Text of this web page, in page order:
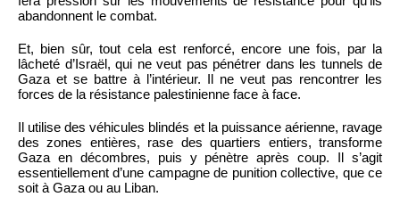
abandonnent le combat.
Et, bien sûr, tout cela est renforcé, encore une fois, par la
lâcheté d’Israël, qui ne veut pas pénétrer dans les tunnels de
Gaza et se battre à l’intérieur. Il ne veut pas rencontrer les
forces de la résistance palestinienne face à face.
Il utilise des véhicules blindés et la puissance aérienne, ravage
des zones entières, rase des quartiers entiers, transforme
Gaza en décombres, puis y pénètre après coup. Il s’agit
essentiellement d’une campagne de punition collective, que ce
soit à Gaza ou au Liban.